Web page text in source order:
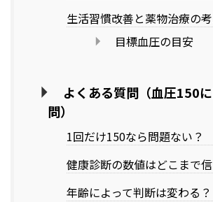
生活習慣改善と薬物治療の
目標血圧の目安
よくある質問（血圧150
問）
1回だけ150なら問題ない？
健康診断の数値はどこまで
年齢によって判断は変わる？